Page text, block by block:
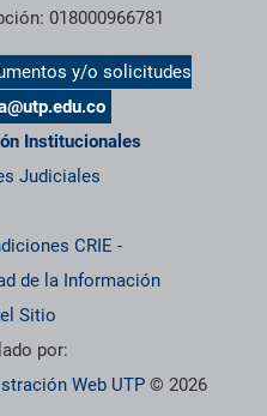
018000966781
y/o solicitudes
Institucionales
Judiciales
CRIE -
de la Información
Sitio
por:
Web UTP © 2026